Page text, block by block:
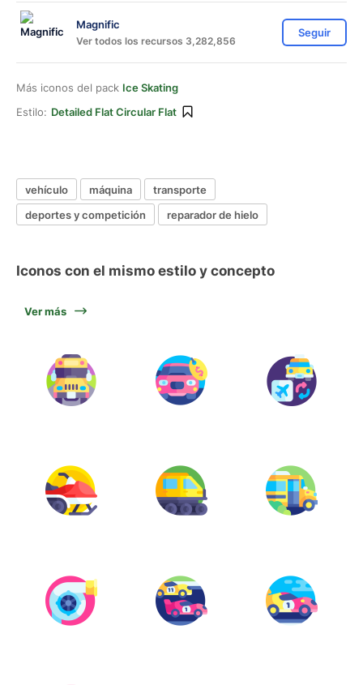
Magnific
Ver todos los recursos 3,282,856
Seguir
Más iconos del pack Ice Skating
Estilo: Detailed Flat Circular Flat
vehículo máquina
transporte
deportes y competición
reparador de hielo
Iconos con el mismo estilo y concepto
Ver más